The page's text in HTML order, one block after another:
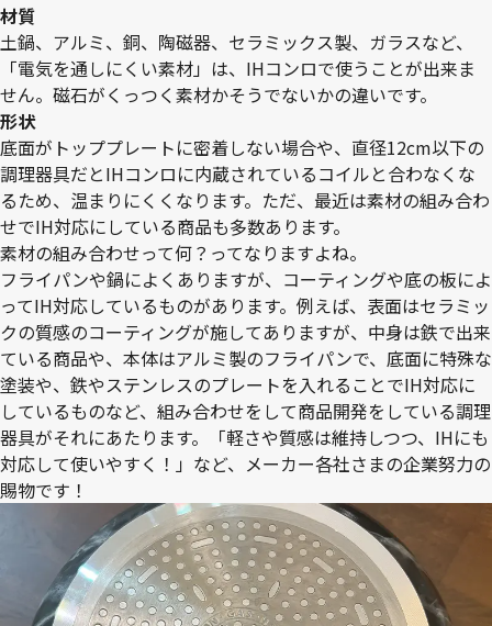
材質
土鍋、アルミ、銅、陶磁器、セラミックス製、ガラスなど、
「電気を通しにくい素材」は、IHコンロで使うことが出来ま
せん。磁石がくっつく素材かそうでないかの違いです。
形状
底面がトッププレートに密着しない場合や、直径12cm以下の
調理器具だとIHコンロに内蔵されているコイルと合わなくな
るため、温まりにくくなります。ただ、最近は素材の組み合わ
せでIH対応にしている商品も多数あります。
素材の組み合わせって何？ってなりますよね。
フライパンや鍋によくありますが、コーティングや底の板によ
ってIH対応しているものがあります。例えば、表面はセラミッ
クの質感のコーティングが施してありますが、中身は鉄で出来
ている商品や、本体はアルミ製のフライパンで、底面に特殊な
塗装や、鉄やステンレスのプレートを入れることでIH対応に
しているものなど、組み合わせをして商品開発をしている調理
器具がそれにあたります。「軽さや質感は維持しつつ、IHにも
対応して使いやすく！」など、メーカー各社さまの企業努力の
賜物です！